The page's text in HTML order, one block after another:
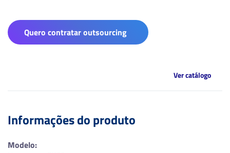
Quero contratar outsourcing
Ver catálogo
Informações do produto
Modelo: